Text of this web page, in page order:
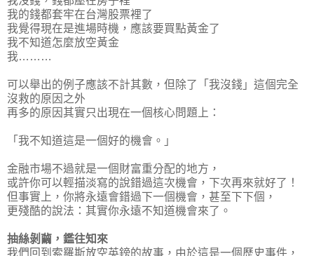
我的錢都套牢在台灣股票裡了
我覺得現在是進場時機，應該要買點黃金了
我不知道怎麼放空黃金
我………
可以舉出的例子應該不計其數，但除了「我沒錢」這個完全
沒救的原因之外
再多的原因其實只出現在一個核心問題上：
「我不知道這是一個好的機會。」
金融市場不過就是一個財富重分配的地方，
或許你可以輕描淡寫的說錯過這次機會，下次再來就好了！
但事實上，你將永遠會錯過下一個機會，甚至下下個，
更殘酷的說法：其實你永遠不知道機會來了。
抽絲剝繭，鑑往知來
我們回到索羅斯放空英鎊的故事，由於這是一個歷史事件，